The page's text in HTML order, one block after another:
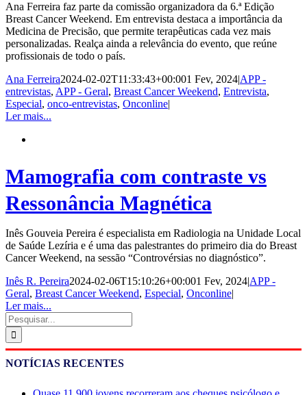
Ana Ferreira faz parte da comissão organizadora da 6.ª Edição
Breast Cancer Weekend. Em entrevista destaca a importância da
Medicina de Precisão, que permite terapêuticas cada vez mais
personalizadas. Realça ainda a relevância do evento, que reúne
profissionais de todo o país.
Ana Ferreira2024-02-02T11:33:43+00:001 Fev, 2024|APP -
entrevistas, APP - Geral, Breast Cancer Weekend, Entrevista,
Especial, onco-entrevistas, Onconline|
Ler mais...
Mamografia com contraste vs
Ressonância Magnética
Inês Gouveia Pereira é especialista em Radiologia na Unidade Local
de Saúde Lezíria e é uma das palestrantes do primeiro dia do Breast
Cancer Weekend, na sessão “Controvérsias no diagnóstico”.
Inês R. Pereira2024-02-06T15:10:26+00:001 Fev, 2024|APP -
Geral, Breast Cancer Weekend, Especial, Onconline|
Ler mais...
Pesquisar
NOTÍCIAS RECENTES